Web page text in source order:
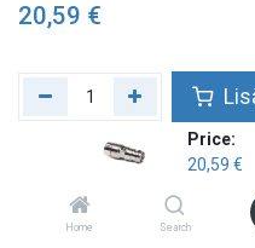
Price:
20,59 €
Home Search
20,59 €
Lisää toivelistalle